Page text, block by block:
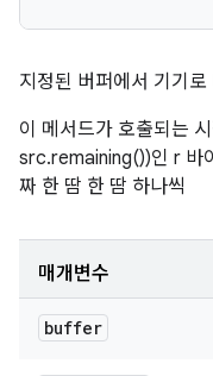
지정된 버퍼에서 기기
이 메서드가 호출되는
src.remaining())인 r 바
짜 한 땀 한 땀 하나씩
매개변수
buffer